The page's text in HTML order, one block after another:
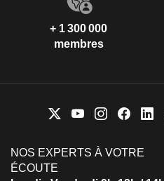
+ 1 300 000
membres
NOS EXPERTS À VOTRE
ÉCOUTE